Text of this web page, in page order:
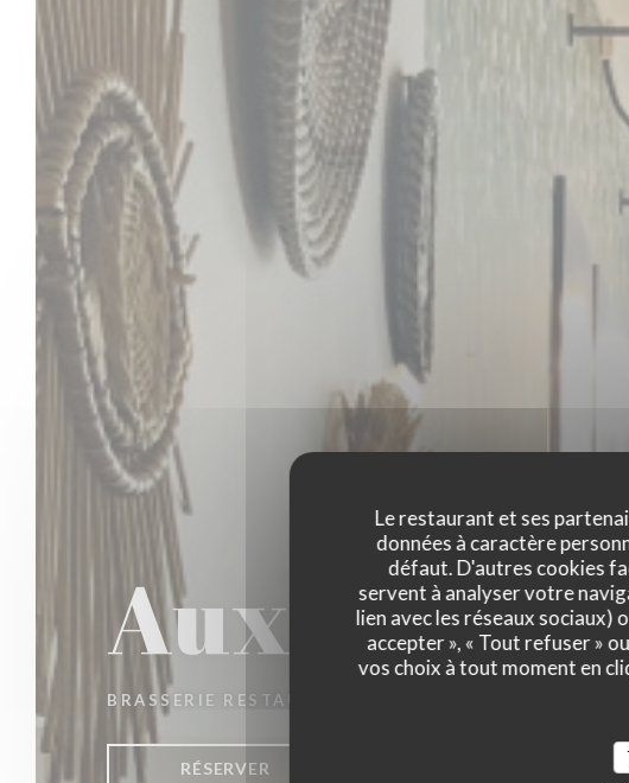
Le restaurant et ses
données à caractère
défaut. D'autres cookies
servent à analyser votre
lien avec les réseaux sociaux)
accepter », « Tout refuser »
vos choix à tout moment en
Aux Jours
BRASSERIE RESTAURANT
RÉSERVER